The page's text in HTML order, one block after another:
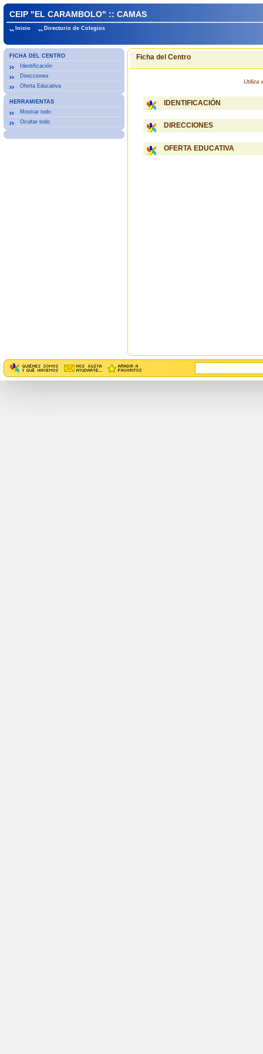
CEIP "EL CARAMBOLO" :: CAMAS
Inicio Directorio de Colegios
FICHA DEL CENTRO
Identificación
Direcciones
Oferta Educativa
HERRAMIENTAS
Mostrar todo
Ocultar todo
Ficha del Centro
Utiliza
IDENTIFICACIÓN
DIRECCIONES
OFERTA EDUCATIVA